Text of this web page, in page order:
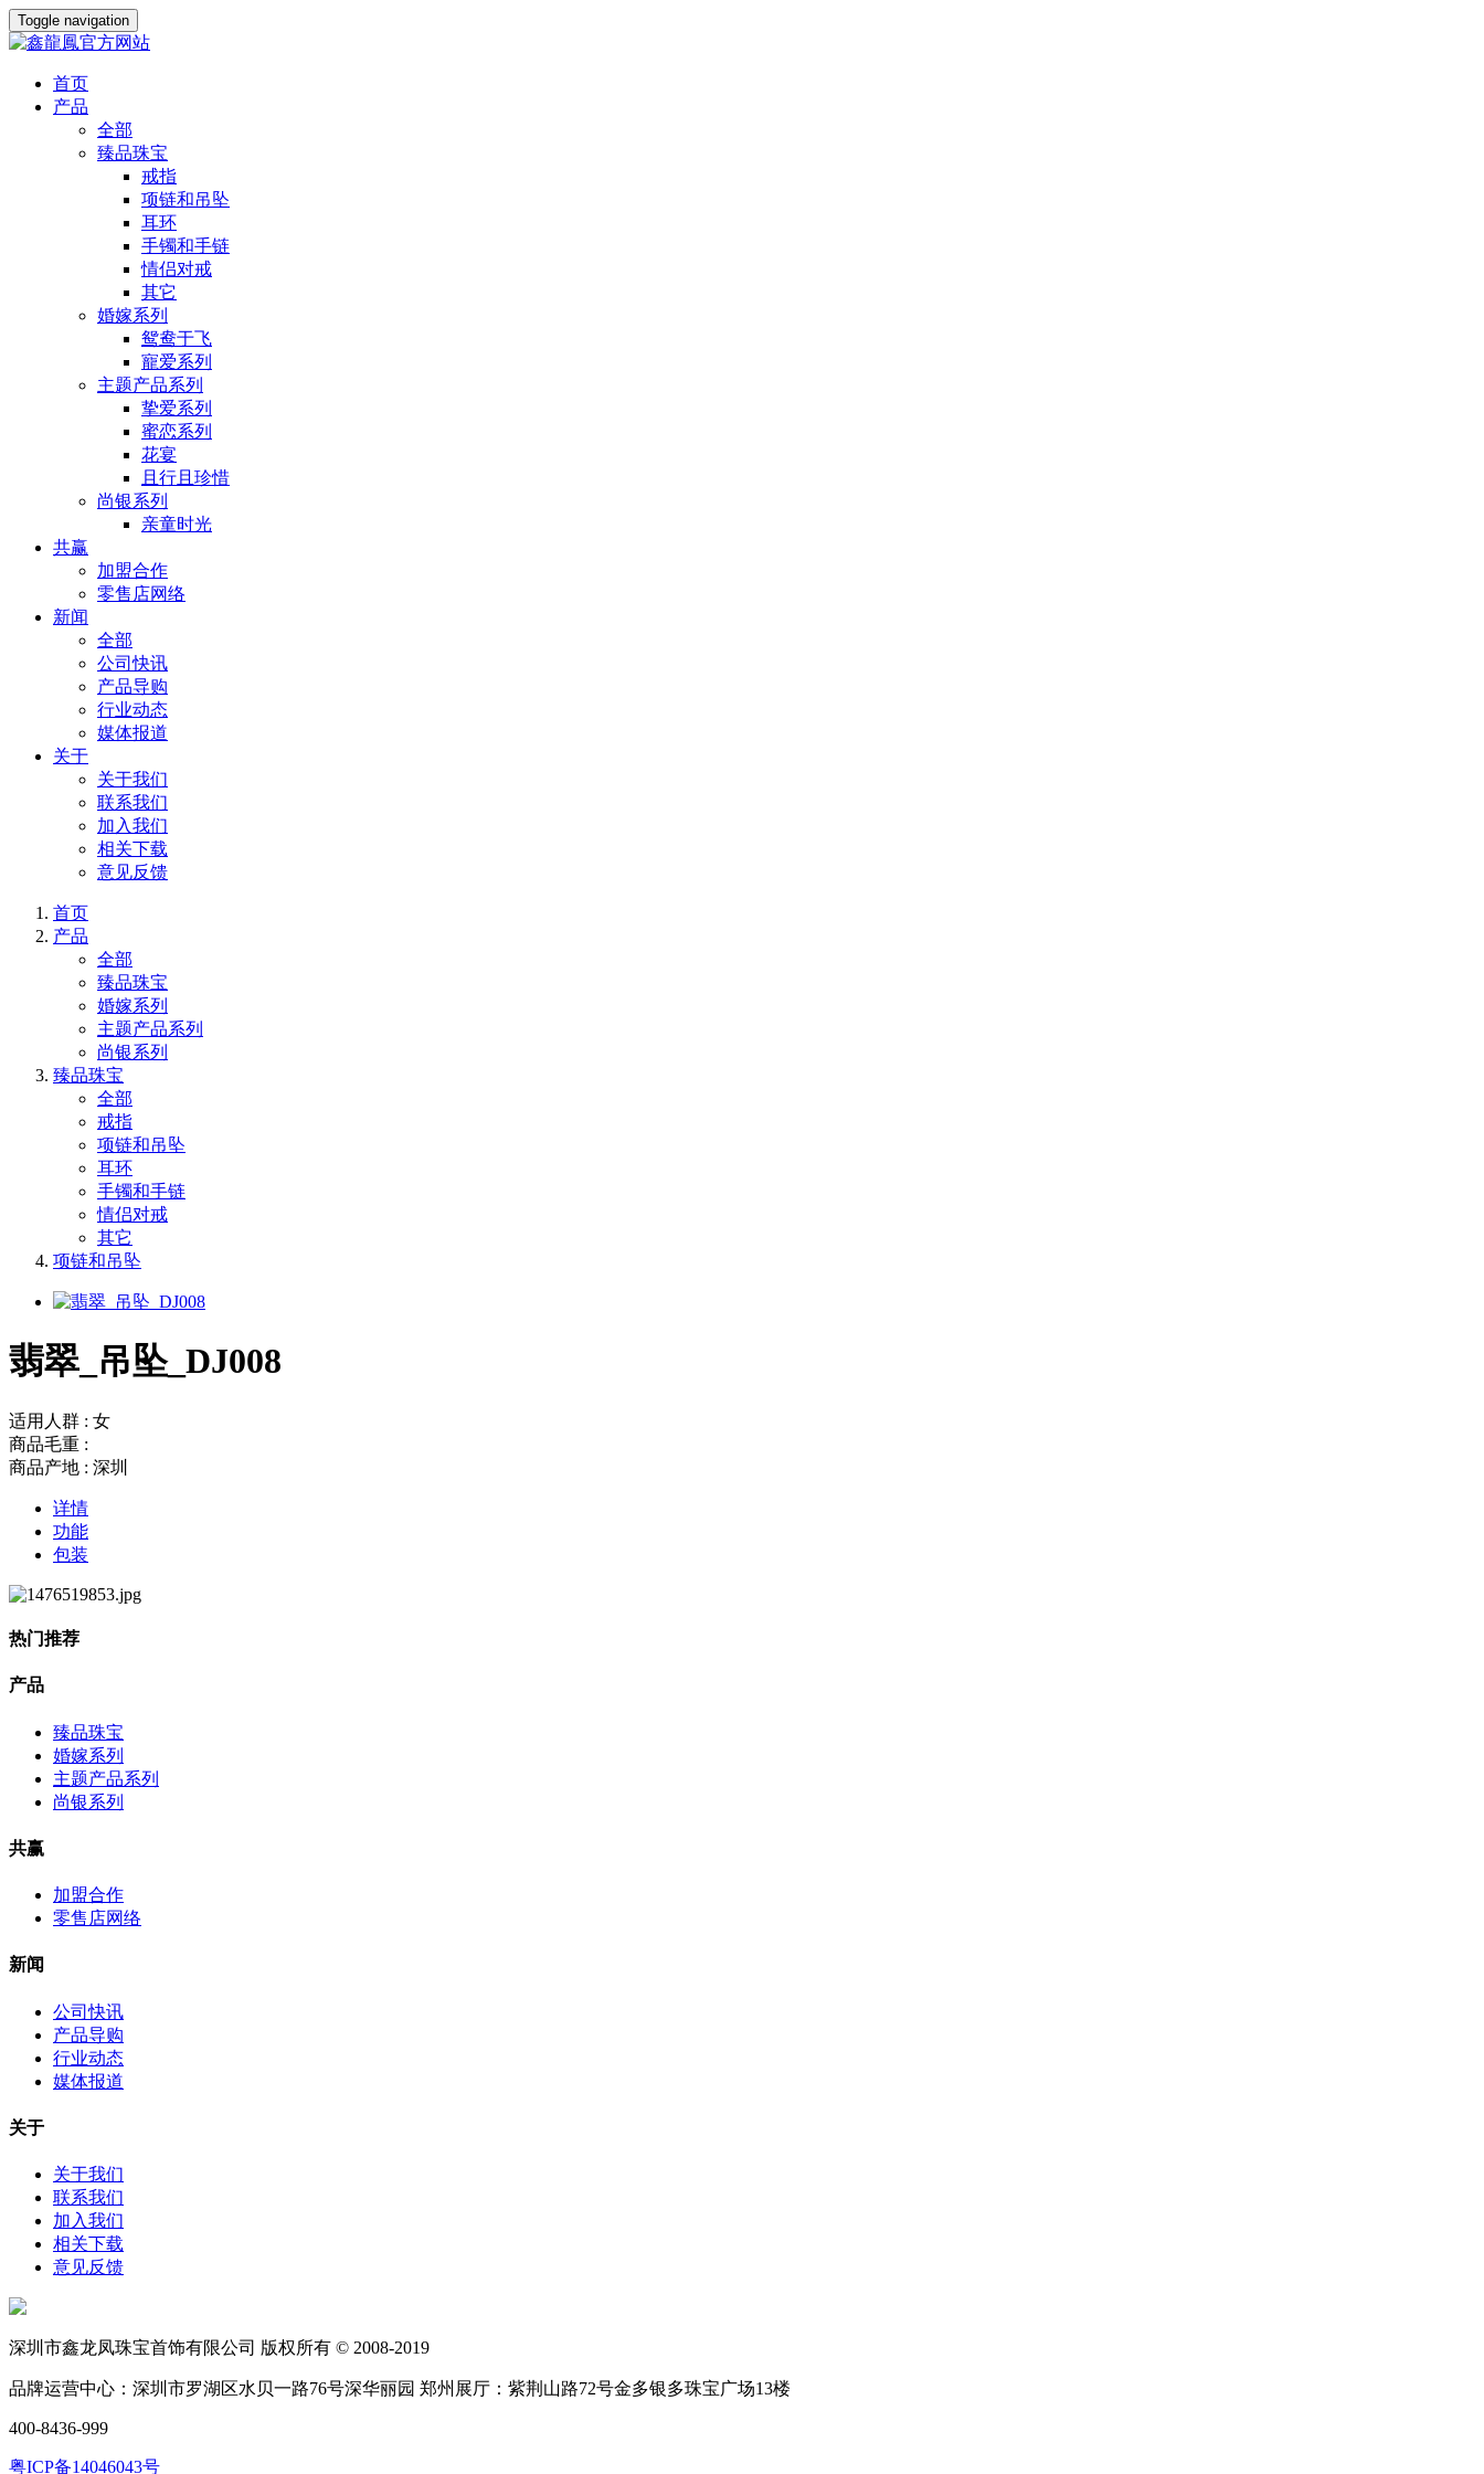
Toggle navigation
首页
产品
全部
臻品珠宝
戒指
项链和吊坠
耳环
手镯和手链
情侣对戒
其它
婚嫁系列
鸳鸯于飞
寵爱系列
主题产品系列
挚爱系列
蜜恋系列
花宴
且行且珍惜
尚银系列
亲童时光
共赢
加盟合作
零售店网络
新闻
全部
公司快讯
产品导购
行业动态
媒体报道
关于
关于我们
联系我们
加入我们
相关下载
意见反馈
首页
产品
全部
臻品珠宝
婚嫁系列
主题产品系列
尚银系列
臻品珠宝
全部
戒指
项链和吊坠
耳环
手镯和手链
情侣对戒
其它
项链和吊坠
翡翠_吊坠_DJ008
适用人群 : 女
商品毛重 :
商品产地 : 深圳
详情
功能
包装
热门推荐
产品
臻品珠宝
婚嫁系列
主题产品系列
尚银系列
共赢
加盟合作
零售店网络
新闻
公司快讯
产品导购
行业动态
媒体报道
关于
关于我们
联系我们
加入我们
相关下载
意见反馈
深圳市鑫龙凤珠宝首饰有限公司 版权所有 © 2008-2019
品牌运营中心：深圳市罗湖区水贝一路76号深华丽园 郑州展厅：紫荆山路72号金多银多珠宝广场13楼
400-8436-999
粤ICP备14046043号